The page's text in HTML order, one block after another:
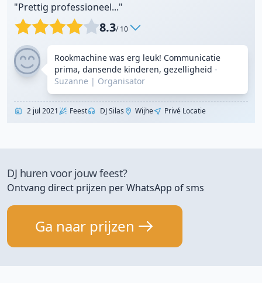
"Prettig professioneel..."
8.3/ 10
Rookmachine was erg leuk! Communicatie
prima, dansende kinderen, gezelligheid -
Suzanne | Organisator
2 jul 2021 Feest DJ Silas Wijhe Privé Locatie
DJ huren voor jouw feest?
Ontvang direct prijzen per WhatsApp of sms
Ga naar prijzen